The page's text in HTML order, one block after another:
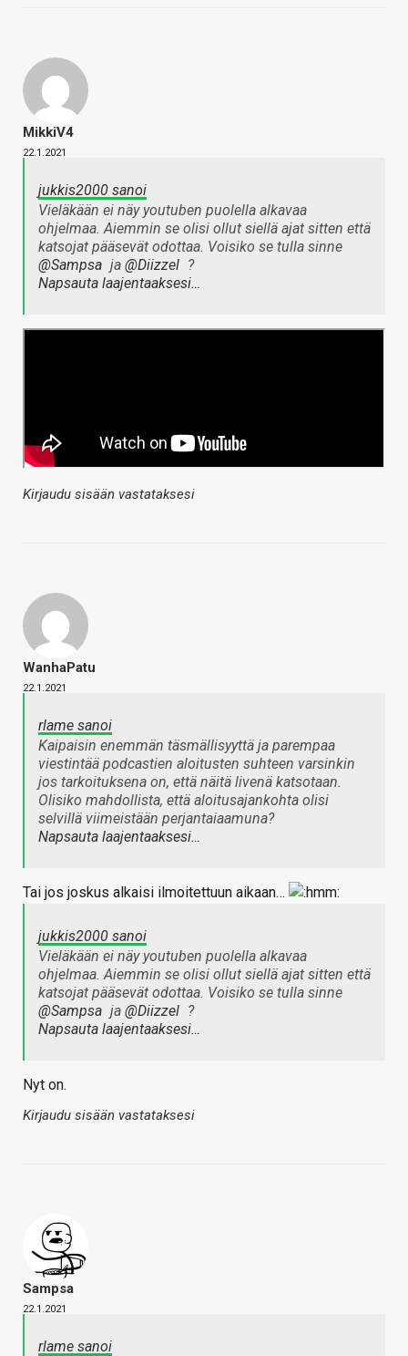
MikkiV4
22.1.2021
jukkis2000 sanoi
Vieläkään ei näy youtuben puolella alkavaa
ohjelmaa. Aiemmin se olisi ollut siellä ajat sitten että
katsojat pääsevät odottaa. Voisiko se tulla sinne
@Sampsa ja @Diizzel ?
Napsauta laajentaaksesi…
Kirjaudu sisään vastataksesi
WanhaPatu
22.1.2021
rlame sanoi
Kaipaisin enemmän täsmällisyyttä ja parempaa
viestintää podcastien aloitusten suhteen varsinkin
jos tarkoituksena on, että näitä livenä katsotaan.
Olisiko mahdollista, että aloitusajankohta olisi
selvillä viimeistään perjantaiaamuna?
Napsauta laajentaaksesi…
Tai jos joskus alkaisi ilmoitettuun aikaan…
jukkis2000 sanoi
Vieläkään ei näy youtuben puolella alkavaa
ohjelmaa. Aiemmin se olisi ollut siellä ajat sitten että
katsojat pääsevät odottaa. Voisiko se tulla sinne
@Sampsa ja @Diizzel ?
Napsauta laajentaaksesi…
Nyt on.
Kirjaudu sisään vastataksesi
Sampsa
22.1.2021
rlame sanoi